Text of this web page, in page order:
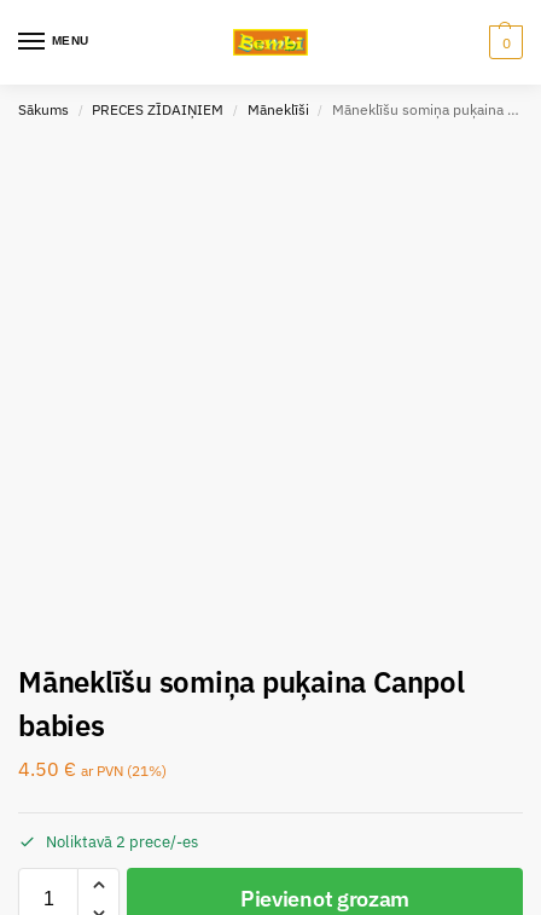
MENU 0
Sākums / PRECES ZĪDAIŅIEM / Māneklīši / Māneklīšu somiņa puķaina Canpol babies
Māneklīšu somiņa puķaina Canpol
babies
4.50 € ar PVN (21%)
Noliktavā 2 prece/-es
Pievienot grozam